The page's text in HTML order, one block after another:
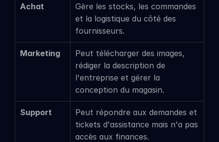
Achat
Gère les stocks, les commandes
et la logistique du côté des
fournisseurs.
Marketing
Peut télécharger des images,
rédiger la description de
l'entreprise et gérer la
conception du magasin.
Support
Peut répondre aux demandes et
tickets d'assistance mais n'a pas
accès aux finances.